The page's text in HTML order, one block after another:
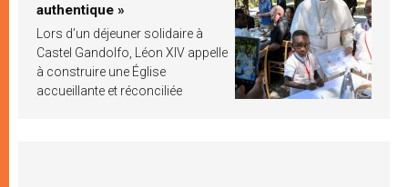
authentique »
Lors d’un déjeuner solidaire à
Castel Gandolfo, Léon XIV appelle
à construire une Église
accueillante et réconciliée